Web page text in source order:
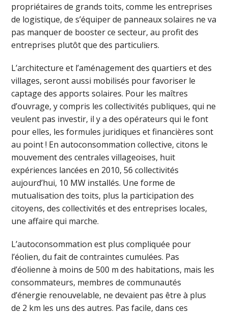
propriétaires de grands toits, comme les entreprises
de logistique, de s’équiper de panneaux solaires ne va
pas manquer de booster ce secteur, au profit des
entreprises plutôt que des particuliers.
L’architecture et l’aménagement des quartiers et des
villages, seront aussi mobilisés pour favoriser le
captage des apports solaires. Pour les maîtres
d’ouvrage, y compris les collectivités publiques, qui ne
veulent pas investir, il y a des opérateurs qui le font
pour elles, les formules juridiques et financières sont
au point ! En autoconsommation collective, citons le
mouvement des centrales villageoises, huit
expériences lancées en 2010, 56 collectivités
aujourd’hui, 10 MW installés. Une forme de
mutualisation des toits, plus la participation des
citoyens, des collectivités et des entreprises locales,
une affaire qui marche.
L’autoconsommation est plus compliquée pour
l’éolien, du fait de contraintes cumulées. Pas
d’éolienne à moins de 500 m des habitations, mais les
consommateurs, membres de communautés
d’énergie renouvelable, ne devaient pas être à plus
de 2 km les uns des autres. Pas facile, dans ces